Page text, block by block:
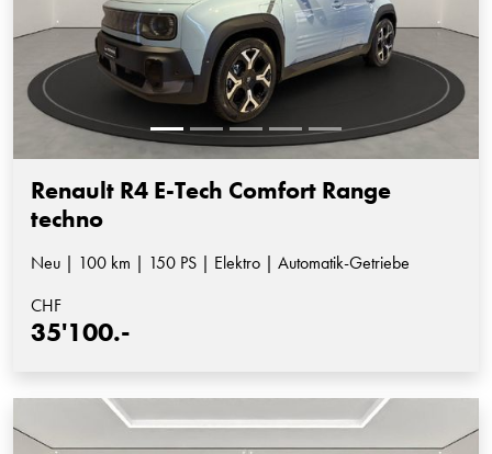
Renault R4 E-Tech Comfort Range
techno
Neu | 100 km | 150 PS | Elektro | Automatik-Getriebe
CHF
35'100.-